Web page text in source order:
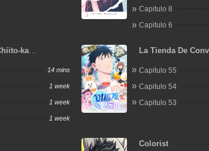
Capitulo 8
Capitulo 6
ka
14 mins
1 week
1 week
1 week
La Tienda De
Capitulo 55
Capitulo 54
Capitulo 53
Colorist